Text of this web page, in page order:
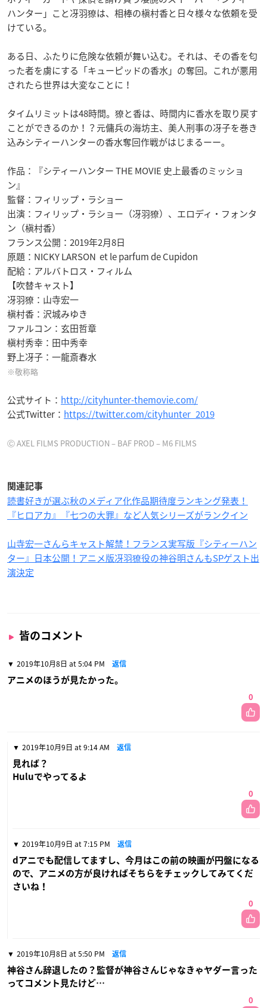
ハンター」こと冴羽獠は、相棒の槇村香と日々様々な依頼を受
けている。
ある日、ふたりに危険な依頼が舞い込む。 それは、その香を匂
った者を虜にする「キューピッドの香水」の奪回。これが悪用
されたら世界は大変なことに！
タイムリミットは48時間。 獠と香は、時間内に香水を取り戻す
ことができるのか！？元傭兵の海坊主、美人刑事の冴子を巻き
込みシティーハンターの香水奪回作戦がはじまるーー。
作品：『シティーハンター THE MOVIE 史上最香のミッショ
ン』
監督：フィリップ・ラショー
出演：フィリップ・ラショー（冴羽獠）、エロディ・フォンタ
ン（槇村香）
フランス公開：2019年2月8日
原題：NICKY LARSON et le parfum de Cupidon
配給：アルバトロス・フィルム
【吹替キャスト】
冴羽獠：山寺宏一
槇村香：沢城みゆき
ファルコン：玄田哲章
槇村秀幸：田中秀幸
野上冴子：一龍斎春水
※敬称略
公式サイト： http://cityhunter-themovie.com/
公式Twitter： https://twitter.com/cityhunter_2019
Ⓒ AXEL FILMS PRODUCTION – BAF PROD – M6 FILMS
関連記事
読書好きが選ぶ秋のメディア化作品期待度ランキング発表！
『ヒロアカ』『七つの大罪』など人気シリーズがランクイン
山寺宏一さんらキャスト解禁！フランス実写版『シティーハン
ター』日本公開！アニメ版冴羽獠役の神谷明さんもSPゲスト出
演決定
皆のコメント
2019年10月8日 at 5:04 PM 返信
アニメのほうが見たかった。
0
2019年10月9日 at 9:14 AM 返信
見れば？
Huluでやってるよ
0
2019年10月9日 at 7:15 PM 返信
dアニでも配信してますし、今月はこの前の映画が円盤になる
ので、アニメの方が良ければそちらをチェックしてみてくだ
さいね！
0
2019年10月8日 at 5:50 PM 返信
神谷さん辞退したの？監督が神谷さんじゃなきゃヤダー言った
ってコメント見たけど…
0